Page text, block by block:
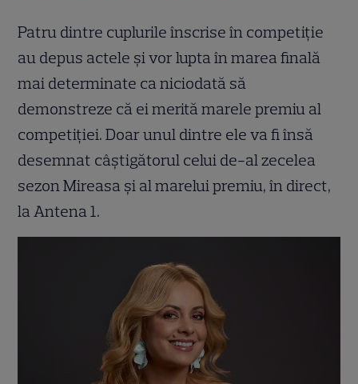
Patru dintre cuplurile înscrise în competiţie
au depus actele şi vor lupta în marea finală
mai determinate ca niciodată să
demonstreze că ei merită marele premiu al
competiţiei. Doar unul dintre ele va fi însă
desemnat câştigătorul celui de-al zecelea
sezon Mireasa şi al marelui premiu, în direct,
la Antena 1.